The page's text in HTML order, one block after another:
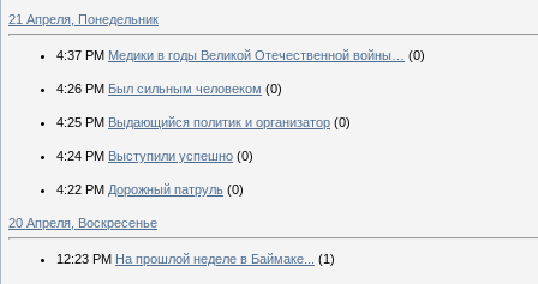
21 Апреля, Понедельник
4:37 PM Медики в годы Великой Отечественной войны… (0)
4:26 PM Был сильным человеком (0)
4:25 PM Выдающийся политик и организатор (0)
4:24 PM Выступили успешно (0)
4:22 PM Дорожный патруль (0)
20 Апреля, Воскресенье
12:23 PM На прошлой неделе в Баймаке... (1)